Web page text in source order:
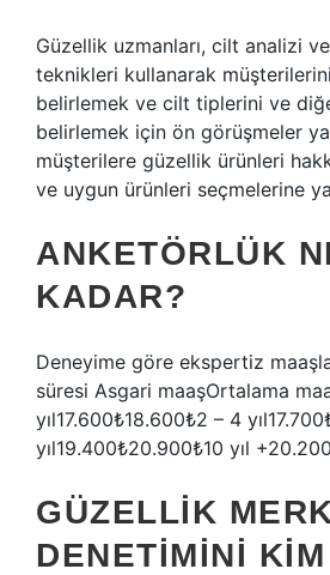
Güzellik uzmanları, cilt analizi
teknikleri kullanarak
belirlemek ve cilt tiplerini ve
belirlemek için ön görüşmeler
müşterilere güzellik ürünleri
ve uygun ürünleri seçmelerine
ANKETÖRLÜK
KADAR?
Deneyime göre ekspertiz
süresi Asgari maaşOrtalama
yıl17.600₺18.600₺2 – 4
yıl19.400₺20.900₺10 yıl
GÜZELLIK
DENETIMINI